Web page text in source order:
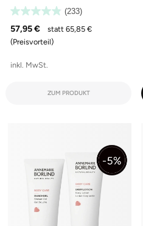
(233)
57,95 €
statt 65,85 €
(Preisvorteil)
inkl. MwSt.
ZUM PRODUKT